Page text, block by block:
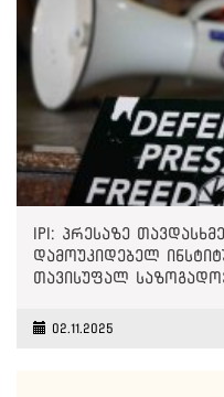
IPI: პრესაზე
დამოუკიდებელ
თავისუფალ
02.11.2025